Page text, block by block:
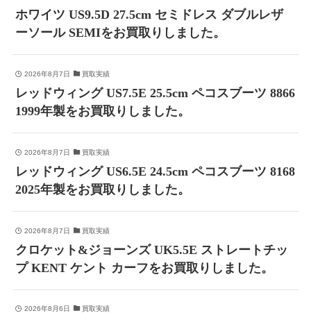
ホワイツ US9.5D 27.5cm セミドレス ダブルレザ
ーソール SEMIをお買取りしました。
2026年8月7日 買取実績
レッドウィング US7.5E 25.5cm ペコスブーツ 8866
1999年製をお買取りしました。
2026年8月7日 買取実績
レッドウィング US6.5E 24.5cm ペコスブーツ 8168
2025年製をお買取りしました。
2026年8月7日 買取実績
クロケット&ジョーンズ UK5.5E ストレートチッ
プ KENT ケント カーフをお買取りしました。
2026年8月6日 買取実績